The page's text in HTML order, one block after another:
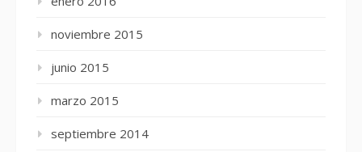
noviembre 2015
junio 2015
marzo 2015
septiembre 2014